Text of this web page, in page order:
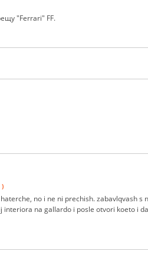
"Ferrari" FF.
)
no i ne ni prechish. zabavlqvash s
interiora na gallardo i posle otvori koeto i